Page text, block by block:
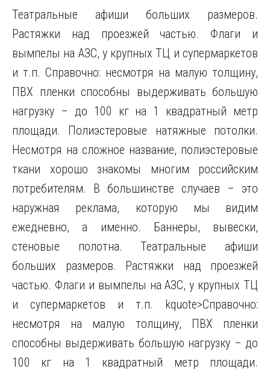
Театральные афиши больших размеров.
Растяжки над проезжей частью. Флаги и
вымпелы на АЗС, у крупных ТЦ и супермаркетов
и т.п. Справочно: несмотря на малую толщину,
ПВХ пленки способны выдерживать большую
нагрузку – до 100 кг на 1 квадратный метр
площади. Полиэстеровые натяжные потолки.
Несмотря на сложное название, полиэстеровые
ткани хорошо знакомы многим российским
потребителям. В большинстве случаев – это
наружная реклама, которую мы видим
ежедневно, а именно. Баннеры, вывески,
стеновые полотна. Театральные афиши
больших размеров. Растяжки над проезжей
частью. Флаги и вымпелы на АЗС, у крупных ТЦ
и супермаркетов и т.п. kquote>Справочно:
несмотря на малую толщину, ПВХ пленки
способны выдерживать большую нагрузку – до
100 кг на 1 квадратный метр площади.